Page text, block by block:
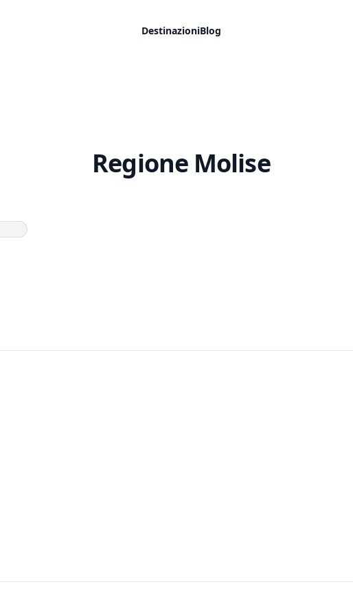
DestinazioniBlog
Regione Molise